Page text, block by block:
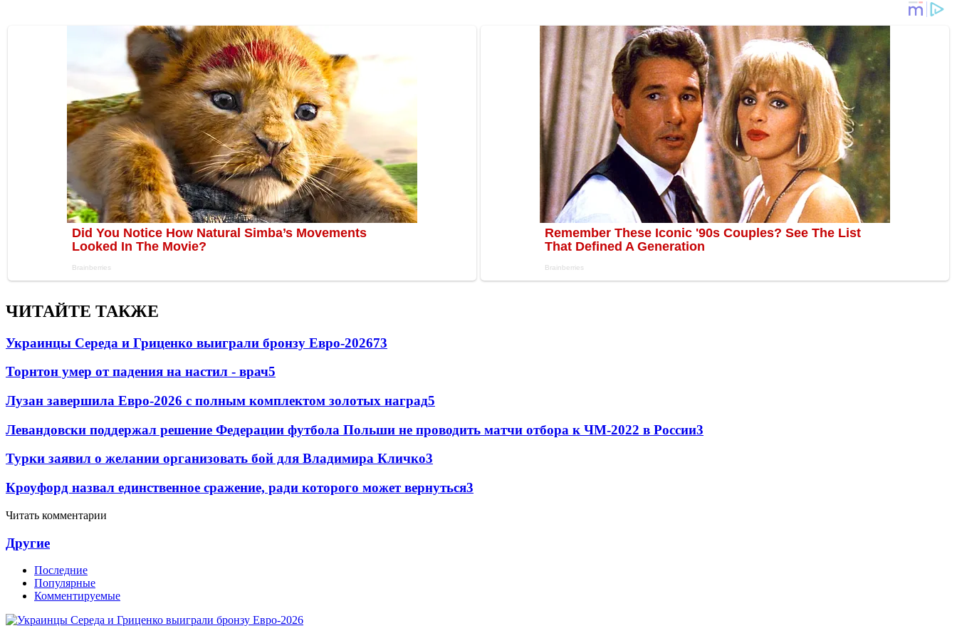
ЧИТАЙТЕ ТАКЖЕ
Украинцы Середа и Гриценко выиграли бронзу Евро-202673
Торнтон умер от падения на настил - врач5
Лузан завершила Евро-2026 с полным комплектом золотых наград5
Левандовски поддержал решение Федерации футбола Польши не проводить матчи отбора к ЧМ-2022 в России3
Турки заявил о желании организовать бой для Владимира Кличко3
Кроуфорд назвал единственное сражение, ради которого может вернуться3
Читать комментарии
Другие
Последние
Популярные
Комментируемые